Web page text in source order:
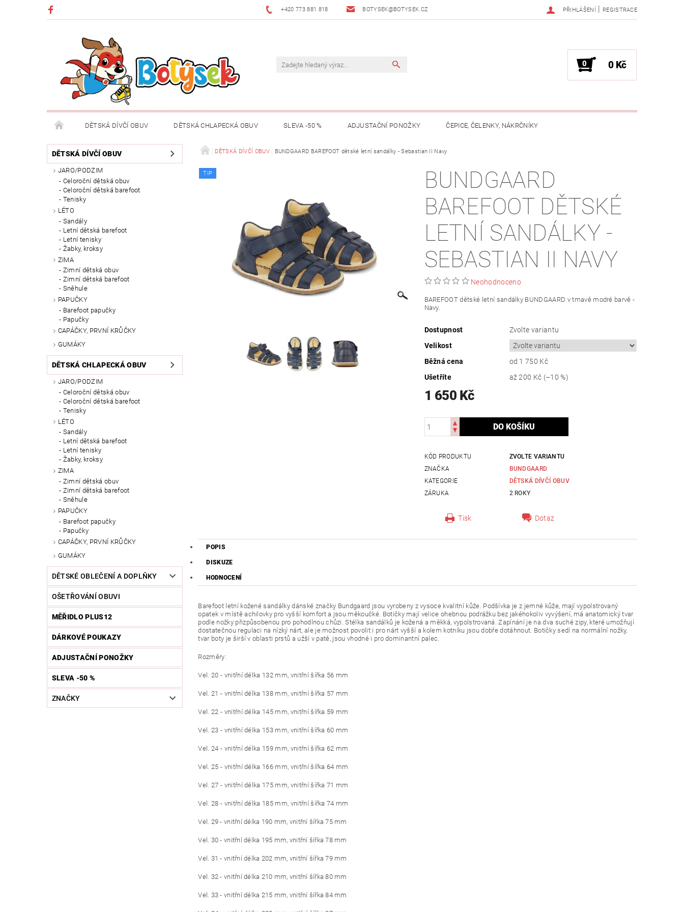
+420 773 881 818 BOTYSEK@BOTYSEK.CZ PŘIHLÁŠENÍ | REGISTRACE
0 0 Kč
DĚTSKÁ DÍVČÍ OBUV DĚTSKÁ CHLAPECKÁ OBUV SLEVA -50 % ADJUSTAČNÍ PONOŽKY ČEPICE, ČELENKY, NÁKRČNÍKY
DĚTSKÉ OBLEČENÍ A DOPLŇKY DÁRKOVÉ POUKAZY OŠETŘOVÁNÍ OBUVI O NÁS KONTAKTY
DOPRAVA A PLATBA VRÁCENÍ ZBOŽÍ A REKLAMACE O ADJUSTAČNÍCH PONOŽKÁCH
DĚTSKÁ DÍVČÍ OBUV
JARO/PODZIM
Celoroční dětská obuv
Celoroční dětská barefoot
Tenisky
LÉTO
Sandály
Letní dětská barefoot
Letní tenisky
Žabky, kroksy
ZIMA
Zimní dětská obuv
Zimní dětská barefoot
Sněhule
PAPUČKY
Barefoot papučky
Papučky
CAPÁČKY, PRVNÍ KRŮČKY
GUMÁKY
DĚTSKÁ CHLAPECKÁ OBUV
JARO/PODZIM
Celoroční dětská obuv
Celoroční dětská barefoot
Tenisky
LÉTO
Sandály
Letní dětská barefoot
Letní tenisky
Žabky, kroksy
ZIMA
Zimní dětská obuv
Zimní dětská barefoot
Sněhule
PAPUČKY
Barefoot papučky
Papučky
CAPÁČKY, PRVNÍ KRŮČKY
GUMÁKY
DĚTSKÉ OBLEČENÍ A DOPLŇKY
OŠETŘOVÁNÍ OBUVI
MĚŘIDLO PLUS12
DÁRKOVÉ POUKAZY
ADJUSTAČNÍ PONOŽKY
SLEVA -50 %
ZNAČKY
DĚTSKÁ DÍVČÍ OBUV BUNDGAARD BAREFOOT dětské letní sandálky - Sebastian II Navy
TIP
BUNDGAARD
BAREFOOT DĚTSKÉ
LETNÍ SANDÁLKY -
SEBASTIAN II NAVY
Neohodnoceno
BAREFOOT dětské letní sandálky BUNDGAARD v tmavě modré barvě -
Navy.
Dostupnost
Zvolte variantu
Velikost
Běžná cena
od 1 750 Kč
Ušetříte
až200 Kč (–10 %)
1 650 Kč
KÓD PRODUKTU
ZVOLTE VARIANTU
ZNAČKA
BUNDGAARD
KATEGORIE
DĚTSKÁ DÍVČÍ OBUV
ZÁRUKA
2 ROKY
Tisk Dotaz
POPIS
DISKUZE
HODNOCENÍ
Barefoot letní kožené sandálky dánské značky Bundgaard jsou vyrobeny z vysoce kvalitní kůže. Podšívka je z jemné kůže, mají vypolstrovaný
opatek v místě achilovky pro vyšší komfort a jsou měkoučké. Botičky mají velice ohebnou podrážku bez jakéhokoliv vyvýšení, má anatomický tvar
podle nožky přizpůsobenou pro pohodlnou chůzi. Stélka sandálků je kožená a měkká, vypolstrovaná. Zapínání je na dva suché zipy, které umožňují
dostatečnou regulaci na nízký nárt, ale je možnost povolit i pro nárt vyšší a kolem kotníku jsou dobře dotáhnout. Botičky sedí na normální nožky,
tvar boty je širší v oblasti prstů a užší v patě, jsou vhodné i pro dominantní palec.
Rozměry:
Vel. 20 - vnitřní délka 132 mm, vnitřní šířka 56 mm
Vel. 21 - vnitřní délka 138 mm, vnitřní šířka 57 mm
Vel. 22 - vnitřní délka 145 mm, vnitřní šířka 59 mm
Vel. 23 - vnitřní délka 153 mm, vnitřní šířka 60 mm
Vel. 24 - vnitřní délka 159 mm, vnitřní šířka 62 mm
Vel. 25 - vnitřní délka 166 mm, vnitřní šířka 64 mm
Vel. 27 - vnitřní délka 175 mm, vnitřní šířka 71 mm
Vel. 28 - vnitřní délka 185 mm, vnitřní šířka 74 mm
Vel. 29 - vnitřní délka 190 mm, vnitřní šířka 75 mm
Vel. 30 - vnitřní délka 195 mm, vnitřní šířka 78 mm
Vel. 31 - vnitřní délka 202 mm, vnitřní šířka 79 mm
Vel. 32 - vnitřní délka 210 mm, vnitřní šířka 80 mm
Vel. 33 - vnitřní délka 215 mm, vnitřní šířka 84 mm